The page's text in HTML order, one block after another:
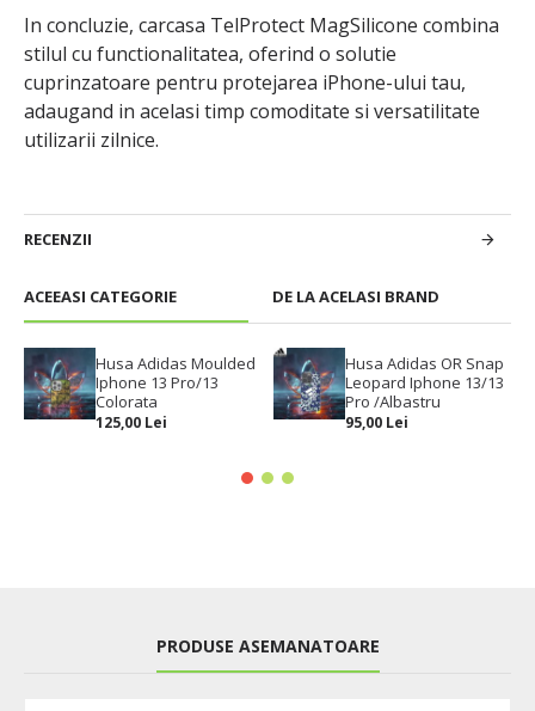
ACEEASI CATEGORIE DE LA ACELASI BRAND
Husa Adidas Moulded
Iphone 13 Pro/13
Colorata
125,00 Lei
Husa Adidas OR Snap
Leopard Iphone 13/13
Pro /Albastru
95,00 Lei
In concluzie, carcasa TelProtect MagSilicone combina
stilul cu functionalitatea, oferind o solutie
cuprinzatoare pentru protejarea iPhone-ului tau,
adaugand in acelasi timp comoditate si versatilitate
utilizarii zilnice.
RECENZII
PRODUSE ASEMANATOARE